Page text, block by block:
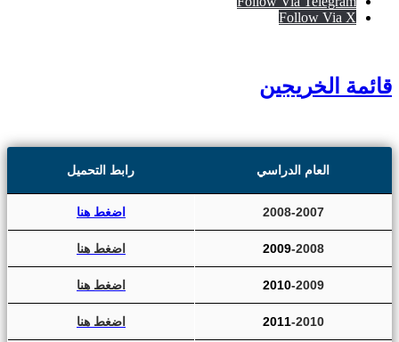
Follow Via X
قائمة الخريجين
العام الدراسي رابط التحميل
2008-2007 اضغط هنا
2009-2008 اضغط هنا
2010-2009 اضغط هنا
2011-2010 اضغط هنا